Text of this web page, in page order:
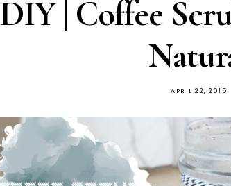
DIY | Coffee
APRIL 22, 2015